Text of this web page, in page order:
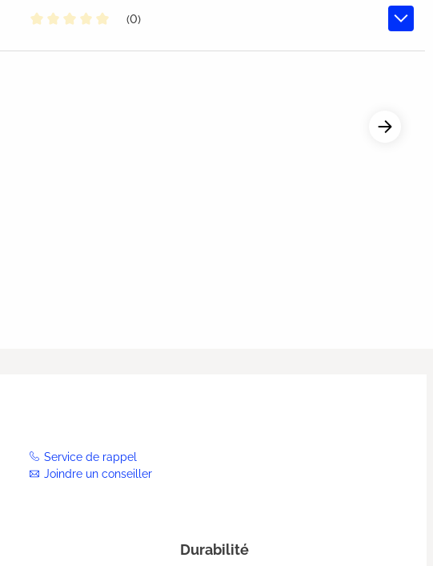
(0)
Service de rappel
Joindre un conseiller
Durabilité